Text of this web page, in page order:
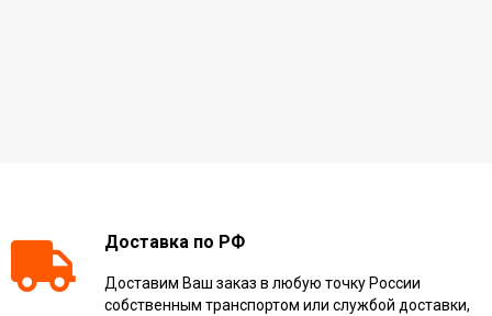
Доставка по РФ
Доставим Ваш заказ в любую точку России
собственным транспортом или службой доставки,